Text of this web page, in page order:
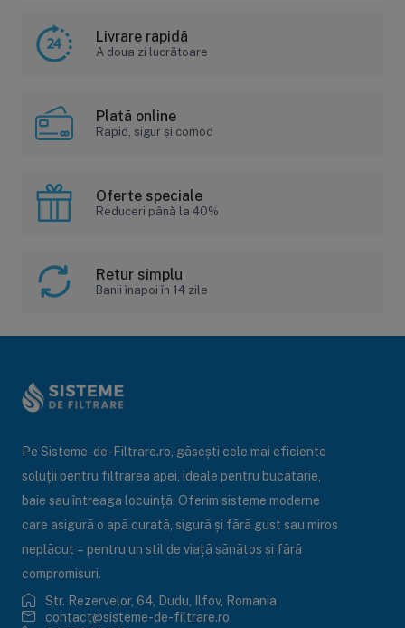
Livrare rapidă
A doua zi lucrătoare
Plată online
Rapid, sigur și comod
Oferte speciale
Reduceri până la 40%
Retur simplu
Banii înapoi în 14 zile
Pe Sisteme-de-Filtrare.ro, găsești cele mai eficiente
soluții pentru filtrarea apei, ideale pentru bucătărie,
baie sau întreaga locuință. Oferim sisteme moderne
care asigură o apă curată, sigură și fără gust sau miros
neplăcut – pentru un stil de viață sănătos și fără
compromisuri.
Str. Rezervelor, 64, Dudu, Ilfov, Romania
contact@sisteme-de-filtrare.ro